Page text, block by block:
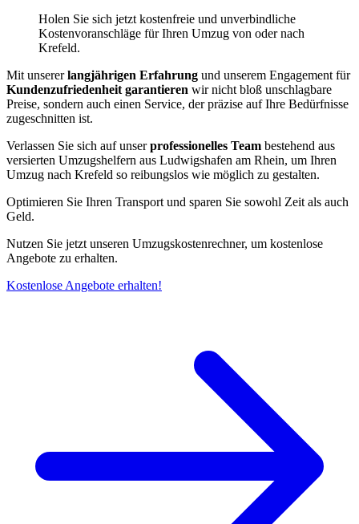
Holen Sie sich jetzt kostenfreie und unverbindliche
Kostenvoranschläge für Ihren Umzug von oder nach
Krefeld.
Mit unsererlangjährigen Erfahrung und unserem Engagement für
Kundenzufriedenheit garantieren wir nicht bloß unschlagbare
Preise, sondern auch einen Service, der präzise auf Ihre Bedürfnisse
zugeschnitten ist.
Verlassen Sie sich auf unserprofessionelles Team bestehend aus
versierten Umzugshelfern aus Ludwigshafen am Rhein, um Ihren
Umzug nach Krefeld so reibungslos wie möglich zu gestalten.
Optimieren Sie Ihren Transport und sparen Sie sowohl Zeit als auch
Geld.
Nutzen Sie jetzt unseren Umzugskostenrechner, um kostenlose
Angebote zu erhalten.
Kostenlose Angebote erhalten!